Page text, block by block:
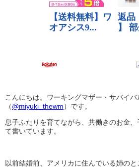
こんにちは。ワーキングマザー・サバイバ
（ @miyuki_thewm ）です。
息子ふたりを育てながら、共働きのお金
て書いています。
以前結婚前、アメリカに住んでいる姉の